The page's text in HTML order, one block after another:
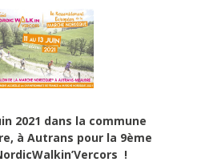
2021 dans la commune
à Autrans pour la 9ème
!